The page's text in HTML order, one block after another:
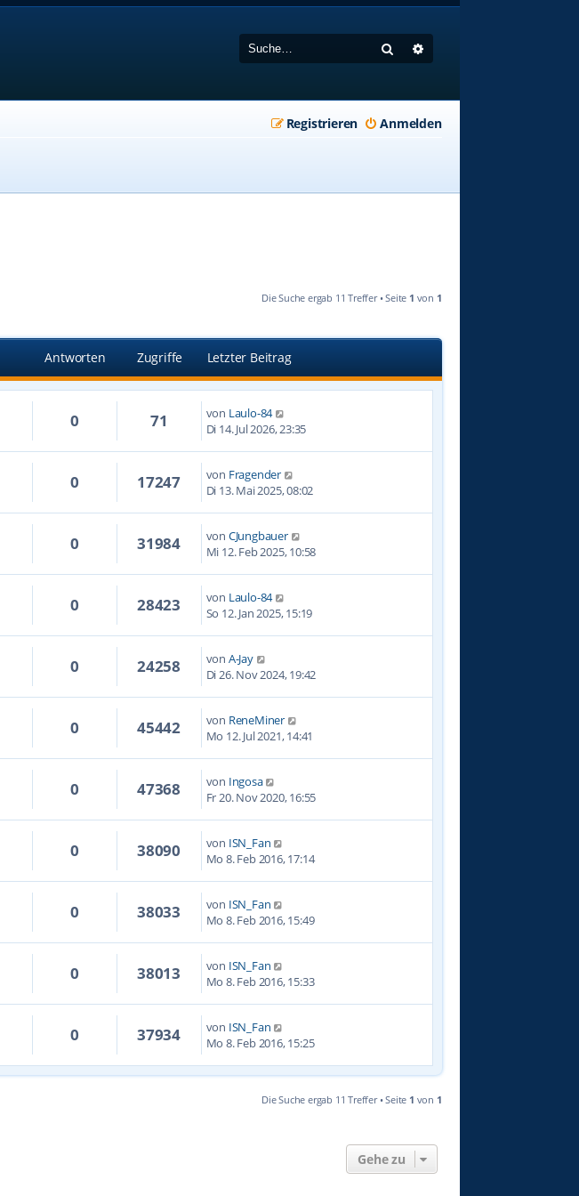
Suche
Anmelden
Registrieren
Die Suche ergab 11 Treffer • Seite 1 von 1
Antworten Zugriffe Letzter Beitrag
0 71 von Laulo-84
Di 14. Jul 2026, 23:35
0 17247 von Fragender
Di 13. Mai 2025, 08:02
0 31984 von CJungbauer
Mi 12. Feb 2025, 10:58
0 28423 von Laulo-84
So 12. Jan 2025, 15:19
0 24258 von A-Jay
Di 26. Nov 2024, 19:42
0 45442 von ReneMiner
Mo 12. Jul 2021, 14:41
0 47368 von Ingosa
Fr 20. Nov 2020, 16:55
0 38090 von ISN_Fan
Mo 8. Feb 2016, 17:14
0 38033 von ISN_Fan
Mo 8. Feb 2016, 15:49
0 38013 von ISN_Fan
Mo 8. Feb 2016, 15:33
0 37934 von ISN_Fan
Mo 8. Feb 2016, 15:25
Die Suche ergab 11 Treffer • Seite 1 von 1
Gehe zu